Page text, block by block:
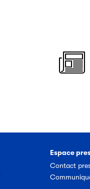
Espace
Contact